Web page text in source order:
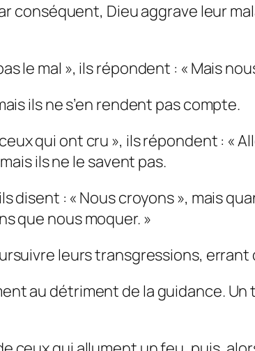
conséquent, Dieu aggrave leur
le mal », ils répondent : « Mais
ils ne s’en rendent pas compte.
qui ont cru », ils répondent : «
ils ne le savent pas.
disent : « Nous croyons », mais
que nous moquer. »
leurs transgressions, errant
au détriment de la guidance.